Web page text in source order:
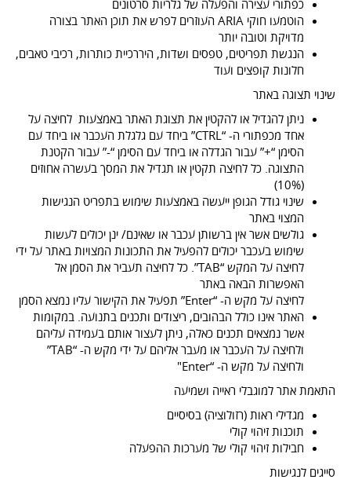
כפתורי עצירה והפעלה של גלריות סרטונים
הוטמעו חוקי ARIA העוזרים לפרש את תוכן האתר בצורה
מדויקת וטובה יותר
הנגשת תפריטים, טפסים ושדות, היררכיית כותרות, רכיבי טאבים,
חלונות קופצים ועוד
שינוי תצוגה באתר
ניתן להגדיל או להקטין את תצוגת האתר באמצעות לחיצה על
אחד מכפתורי ה- “CTRL” ביחד עם גלגלת העכבר או ביחד עם
הסימן “+” עבור הגדלה או ביחד עם הסימן “-” עבור הקטנת
התצוגה. כל לחיצה תקטין או תגדיל את המסך בעשרה אחוזים
(10%)
שינוי גודל הגופן ייעשה באמצעות שימוש בתפריט הנגישות
המצוי באתר
גולשים אשר אין ברשותן עכבר או שאינם/ ינן יכולים לעשות
שימוש בעכבר יכולים להפעיל את התכונות המצויות באתר על ידי
לחיצה על המקש “TAB”. כל לחיצה תעביר את הסמן אל
האפשרות הבאה באתר
לחיצה על מקש ה- “Enter” תפעיל את הקישור עליו נמצא הסמן
האתר אינו כולל הבהובים, ריצודים ותכנים בתנועה. במקומות
אשר נמצאים תכנים כאלה, ניתן לעצור אותם בעמידה עליהם
ולחיצה על העכבר או מעבר אליהם על ידי מקש ה- “TAB”
ולחיצה על מקש ה- “Enter"
התאמת אתר למוגבלי ראייה ושמיעה
מגדילי ראות (רזולוציה) בסיסיים
תוכנות זיהוי קולי
חבילות זיהוי קולי של מערכות ההפעלה
סייגים לנגישות